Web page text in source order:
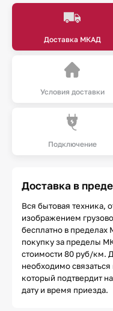
Доставка МКАД
Условия доставки
Подключение
Доставка в
Вся бытовая техника,
изображением
бесплатно в
покупку за пределы
стоимости 80 руб/км.
необходимо
который подтвердит
дату и время приезда.